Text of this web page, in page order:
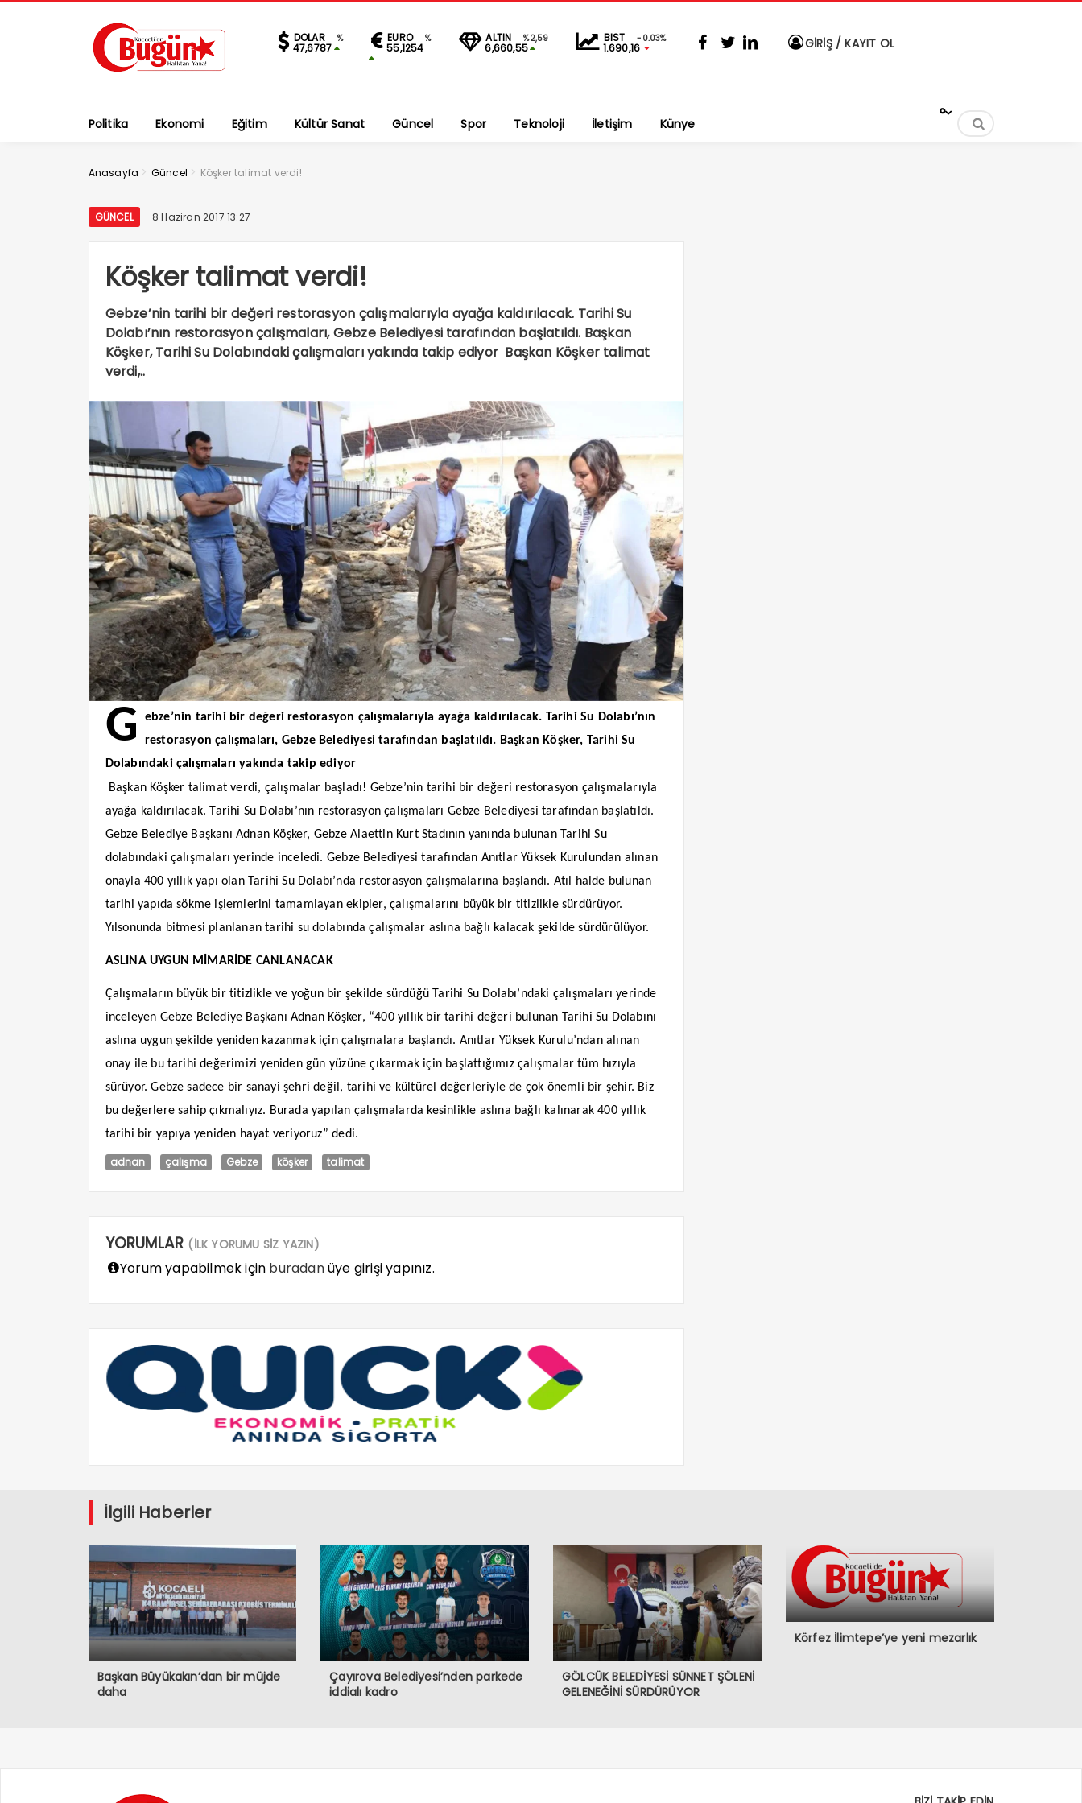
DOLAR %
47,6787
EURO %
55,1254
ALTIN %2,59
6,660,55
BIST -0.03%
1.690,16 GİRİŞ / KAYIT OL
Politika Ekonomi Eğitim Kültür Sanat Güncel Spor Teknoloji İletişim Künye
°
Anasayfa > Güncel > Köşker talimat verdi!
GÜNCEL 8 Haziran 2017 13:27
Köşker talimat verdi!
Gebze’nin tarihi bir değeri restorasyon çalışmalarıyla ayağa kaldırılacak. Tarihi Su
Dolabı’nın restorasyon çalışmaları, Gebze Belediyesi tarafından başlatıldı. Başkan
Köşker, Tarihi Su Dolabındaki çalışmaları yakında takip ediyor Başkan Köşker talimat
verdi,..
G
ebze’nin tarihi bir değeri restorasyon çalışmalarıyla ayağa kaldırılacak. Tarihi Su Dolabı’nın
restorasyon çalışmaları, Gebze Belediyesi tarafından başlatıldı. Başkan Köşker, Tarihi Su
Dolabındaki çalışmaları yakında takip ediyor
Başkan Köşker talimat verdi, çalışmalar başladı! Gebze’nin tarihi bir değeri restorasyon çalışmalarıyla
ayağa kaldırılacak. Tarihi Su Dolabı’nın restorasyon çalışmaları Gebze Belediyesi tarafından başlatıldı.
Gebze Belediye Başkanı Adnan Köşker, Gebze Alaettin Kurt Stadının yanında bulunan Tarihi Su
dolabındaki çalışmaları yerinde inceledi. Gebze Belediyesi tarafından Anıtlar Yüksek Kurulundan alınan
onayla 400 yıllık yapı olan Tarihi Su Dolabı’nda restorasyon çalışmalarına başlandı. Atıl halde bulunan
tarihi yapıda sökme işlemlerini tamamlayan ekipler, çalışmalarını büyük bir titizlikle sürdürüyor.
Yılsonunda bitmesi planlanan tarihi su dolabında çalışmalar aslına bağlı kalacak şekilde sürdürülüyor.
ASLINA UYGUN MİMARİDE CANLANACAK
Çalışmaların büyük bir titizlikle ve yoğun bir şekilde sürdüğü Tarihi Su Dolabı’ndaki çalışmaları yerinde
inceleyen Gebze Belediye Başkanı Adnan Köşker, “400 yıllık bir tarihi değeri bulunan Tarihi Su Dolabını
aslına uygun şekilde yeniden kazanmak için çalışmalara başlandı. Anıtlar Yüksek Kurulu’ndan alınan
onay ile bu tarihi değerimizi yeniden gün yüzüne çıkarmak için başlattığımız çalışmalar tüm hızıyla
sürüyor. Gebze sadece bir sanayi şehri değil, tarihi ve kültürel değerleriyle de çok önemli bir şehir. Biz
bu değerlere sahip çıkmalıyız. Burada yapılan çalışmalarda kesinlikle aslına bağlı kalınarak 400 yıllık
tarihi bir yapıya yeniden hayat veriyoruz” dedi.
adnan çalışma Gebze köşker talimat
YORUMLAR (İLK YORUMU SİZ YAZIN)
Yorum yapabilmek için buradanüye girişi yapınız.
İlgili Haberler
Başkan Büyükakın’dan bir müjde
daha
Çayırova Belediyesi’nden parkede
iddialı kadro
GÖLCÜK BELEDİYESİ SÜNNET ŞÖLENİ
GELENEĞİNİ SÜRDÜRÜYOR
Körfez İlimtepe’ye yeni mezarlık